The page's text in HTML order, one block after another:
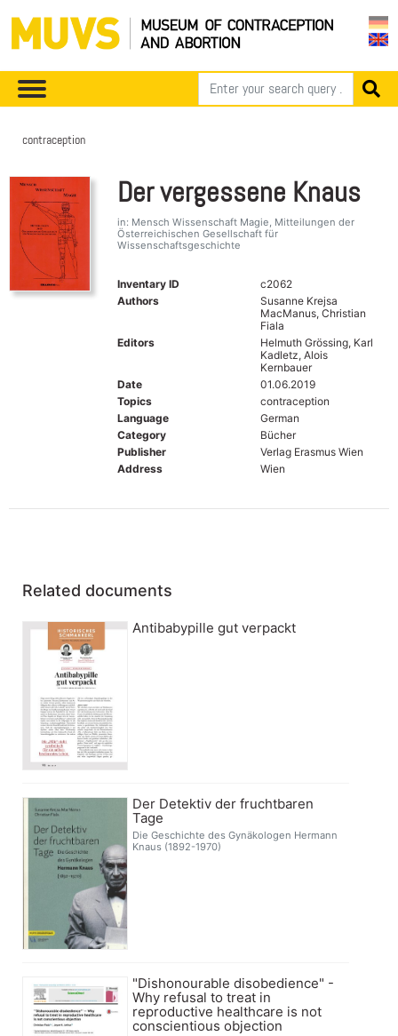
contraception
Der vergessene Knaus
in: Mensch Wissenschaft Magie, Mitteilungen der
Österreichischen Gesellschaft für
Wissenschaftsgeschichte
Inventary ID
c2062
Authors
Susanne Krejsa
MacManus, Christian
Fiala
Editors
Helmuth Grössing, Karl
Kadletz, Alois
Kernbauer
Date
01.06.2019
Topics
contraception
Language
German
Category
Bücher
Publisher
Verlag Erasmus Wien
Address
Wien
Related documents
Antibabypille gut verpackt
Der Detektiv der fruchtbaren
Tage
Die Geschichte des Gynäkologen Hermann
Knaus (1892-1970)
"Dishonourable disobedience" -
Why refusal to treat in
reproductive healthcare is not
conscientious objection